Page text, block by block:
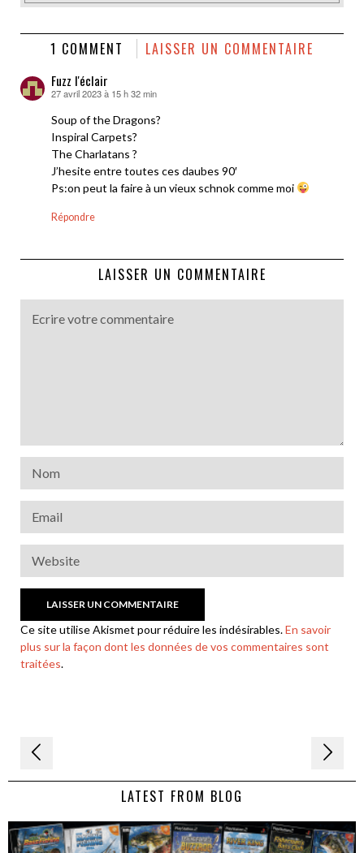
1 COMMENT LAISSER UN COMMENTAIRE
Fuzz l'éclair
dit :
27 avril 2023 à 15 h 32 min
Soup of the Dragons?
Inspiral Carpets?
The Charlatans ?
J’hesite entre toutes ces daubes 90′
Ps:on peut la faire à un vieux schnok comme moi
Répondre
LAISSER UN COMMENTAIRE
Ce site utilise Akismet pour réduire les indésirables.En savoir
plus sur la façon dont les données de vos commentaires sont
traitées.
Navigation
de LATEST FROM BLOG